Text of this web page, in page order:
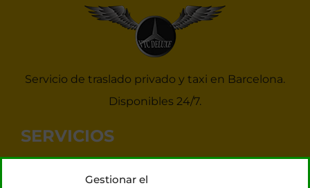
Gestionar el
Servicio de traslado privado y taxi en Barcelona.
Disponibles 24/7.
SERVICIOS